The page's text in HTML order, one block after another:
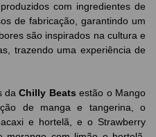
com ingredientes de
de fabricação, garantindo um
são inspirados na cultura e
trazendo uma experiência de
daChilly Beats estão o Mango
de manga e tangerina, o
e hortelã, e o Strawberry